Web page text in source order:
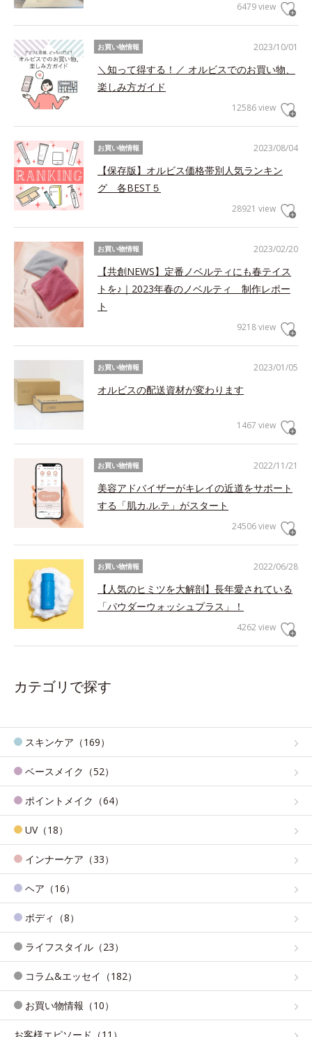
6479 view
2023/10/01
お買い物情報
＼知って得する！／ オルビスでのお買い物、
楽しみ方ガイド
12586 view
2023/08/04
お買い物情報
【保存版】オルビス価格帯別人気ランキン
グ 各BEST５
28921 view
2023/02/20
お買い物情報
【共創NEWS】定番ノベルティにも春テイス
トを♪｜2023年春のノベルティ 制作レポー
ト
9218 view
2023/01/05
お買い物情報
オルビスの配送資材が変わります
1467 view
2022/11/21
お買い物情報
美容アドバイザーがキレイの近道をサポート
する「肌カ.ル.テ」がスタート
24506 view
2022/06/28
お買い物情報
【人気のヒミツを大解剖】長年愛されている
「パウダーウォッシュプラス」！
4262 view
カテゴリで探す
スキンケア（169）
ベースメイク（52）
ポイントメイク（64）
UV（18）
インナーケア（33）
ヘア（16）
ボディ（8）
ライフスタイル（23）
コラム&エッセイ（182）
お買い物情報（10）